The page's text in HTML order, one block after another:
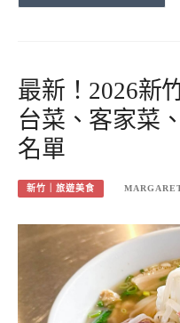
最新！2026新
台菜、客家菜
名單
新竹｜旅遊美食